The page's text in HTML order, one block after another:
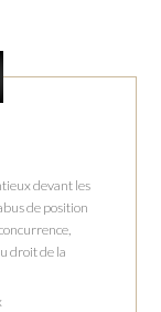
devant les
de position
droit de la